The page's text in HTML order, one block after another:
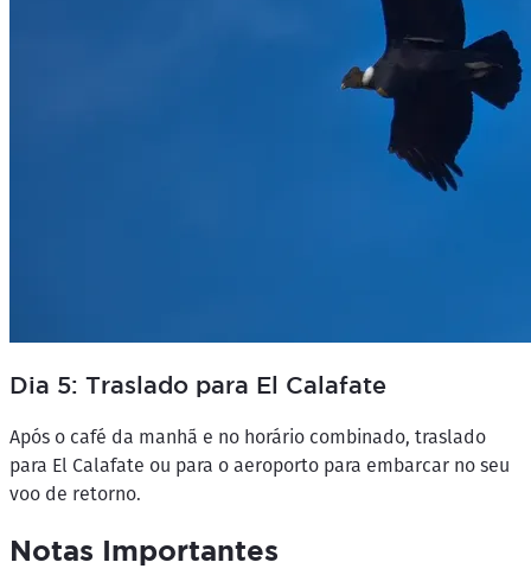
Dia 5: Traslado para El Calafate
Após o café da manhã e no horário combinado, traslado
para El Calafate ou para o aeroporto para embarcar no seu
voo de retorno.
Notas Importantes